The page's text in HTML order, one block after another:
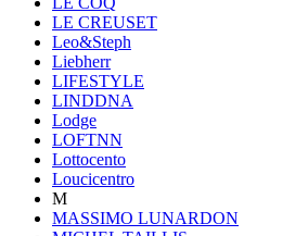
LE CREUSET
Leo&Steph
Liebherr
LIFESTYLE
LINDDNA
Lodge
LOFTNN
Lottocento
Loucicentro
M
MASSIMO LUNARDON